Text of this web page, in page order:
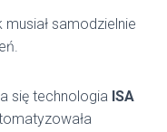
samodzielnie
się technologia ISA